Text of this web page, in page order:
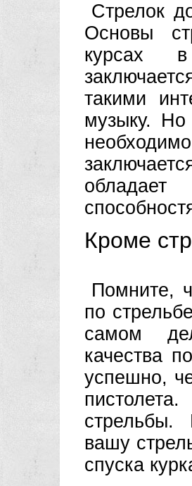
Стрелок
Основы
курсах
такими
музыку.
Кроме
Помните,
по
самом
качества
успешно,
стрельбы.
вашу
спуска